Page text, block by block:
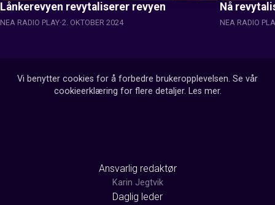
Lånkerevyen revytaliserer revyen
NEA RADIO PLAY 2. OKTOBER 2024
Nå
NEA RADIO
Vi benytter cookies for å forbedre brukeropplevelsen. Se vår
cookieerklæring for flere detaljer. Les mer.
Ansvarlig redaktør
Karin Jegtvik
Daglig leder